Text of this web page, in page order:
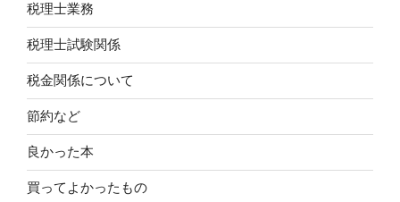
税理士業務
税理士試験関係
税金関係について
節約など
良かった本
買ってよかったもの